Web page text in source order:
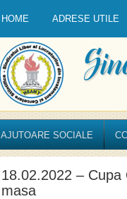
HOME ADRESE UTILE
AJUTOARE SOCIALE
18.02.2022 – Cupa
masa